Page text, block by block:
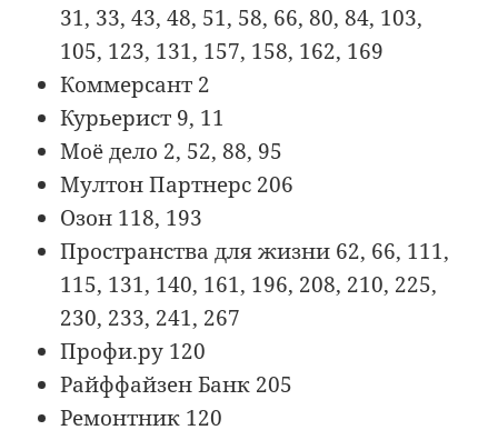
31, 33, 43, 48, 51, 58, 66, 80, 84, 103,
105, 123, 131, 157, 158, 162, 169
Коммерсант 2
Курьерист 9, 11
Моё дело 2, 52, 88, 95
Мултон Партнерс 206
Озон 118, 193
Пространства для жизни 62, 66, 111,
115, 131, 140, 161, 196, 208, 210, 225,
230, 233, 241, 267
Профи.ру 120
Райффайзен Банк 205
Ремонтник 120